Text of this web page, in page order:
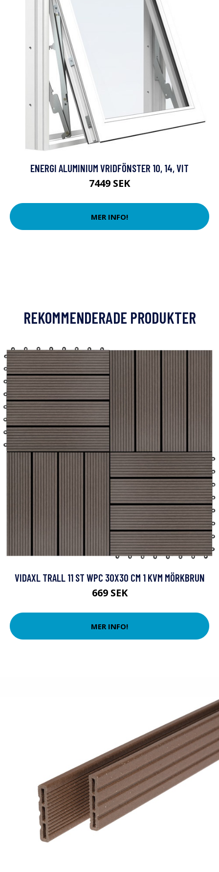
ENERGI ALUMINIUM VRIDFÖNSTER 10, 14, VIT
7449 SEK
MER INFO!
REKOMMENDERADE PRODUKTER
VIDAXL TRALL 11 ST WPC 30X30 CM 1 KVM MÖRKBRUN
669 SEK
MER INFO!